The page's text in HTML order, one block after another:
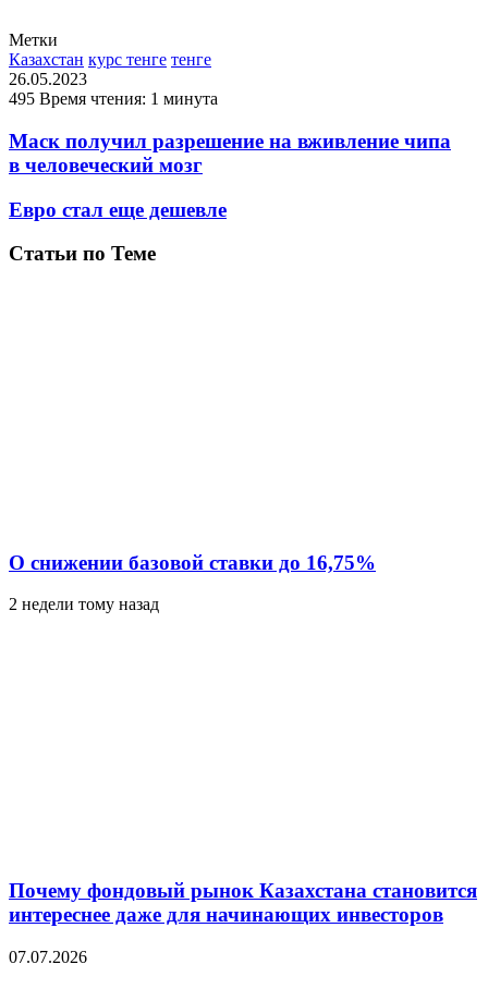
Метки
Казахстан курс тенге тенге
26.05.2023
495 Время чтения: 1 минута
Маск получил разрешение на вживление чипа
в человеческий мозг
Евро стал еще дешевле
Статьи по Теме
О снижении базовой ставки до 16,75%
2 недели тому назад
Почему фондовый рынок Казахстана становится
интереснее даже для начинающих инвесторов
07.07.2026